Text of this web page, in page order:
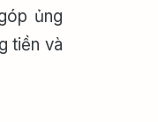
ủng
tiền và